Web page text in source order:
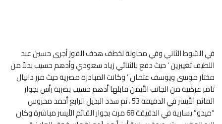
في الشوط الثاني وفي محاولة لخطف هدف الفوز أجرى حسين عبد
اللطيف تغييرين ’ حيث دفع بالثنائي زياد سعودي وأدهم حسيب بدلاً من
مختار موسى ويوسف عثمان ’ وكانت المبادرة مصرية حيث مرر دانيال
تامر عرضية من الجانب الأيمن قابلها أدهم حسيب بضربة رأس بجوار
القائم الأيسر في الدقيقة 53 ، ثم سدد البديل الرابع أحمد محروس
“ميدو” يسارية في الدقيقة 68 مرت بجوار القائم الأيسر مباشرة وكان